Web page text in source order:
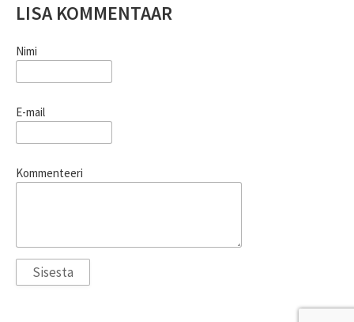
LISA KOMMENTAAR
Nimi
E-mail
Kommenteeri